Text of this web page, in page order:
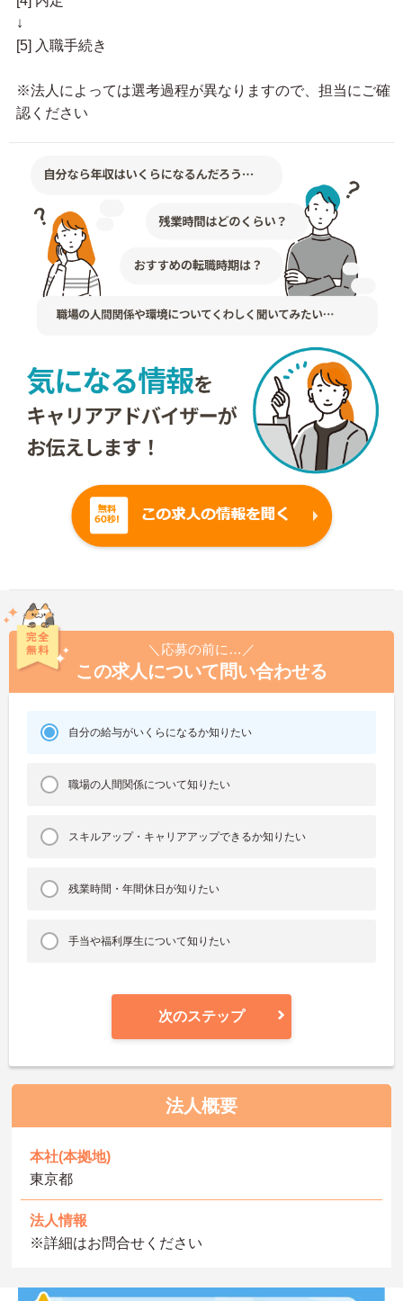
↓
[5] 入職手続き
※法人によっては選考過程が異なりますので、担当にご確
認ください
＼応募の前に…／
この求人について問い合わせる
自分の給与がいくらになるか知りたい
職場の人間関係について知りたい
スキルアップ・キャリアアップできるか知りたい
残業時間・年間休日が知りたい
手当や福利厚生について知りたい
次のステップ
法人概要
本社(本拠地)
東京都
法人情報
※詳細はお問合せください